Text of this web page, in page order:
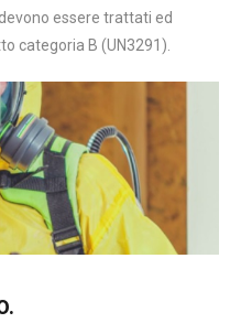
essere trattati ed
categoria B (UN3291).